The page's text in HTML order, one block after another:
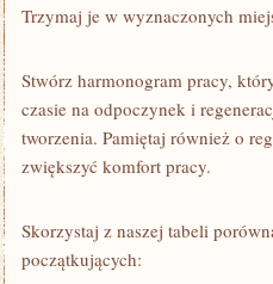
Trzymaj je w wyznaczonych
Stwórz harmonogram pracy,
czasie na ​odpoczynek i
tworzenia. ⁣Pamiętaj również o
zwiększyć komfort pracy.
Skorzystaj z naszej tabeli
początkujących: